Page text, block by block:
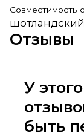
Совместимость
шотландский
Отзывы
У
быть